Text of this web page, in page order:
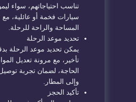
تناسب احتياجاتهم، سواء
سيارات فخمة أو عائلية، مع
المساحة والراحة للرحلة.
تحديد موعد الرحلة
يمكن تحديد موعد الرحلة
تأخير، مع مرونة تعديل
الحاجة، لضمان تجربة
وإلى المطار.
تأكيد الحجز